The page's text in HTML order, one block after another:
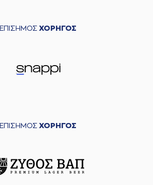
ΕΠΙΣΗΜΟΣ ΧΟΡΗΓΟΣ
ΕΠΙΣΗΜΟΣ ΧΟΡΗΓΟΣ